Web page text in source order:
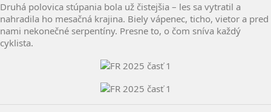
Druhá polovica stúpania bola už čistejšia – les sa vytratil a
nahradila ho mesačná krajina. Biely vápenec, ticho, vietor a pred
nami nekonečné serpentíny. Presne to, o čom sníva každý
cyklista.